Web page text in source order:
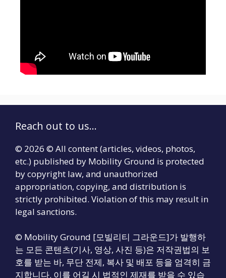
Reach out to us...
© 2026 © All content (articles, videos, photos,
etc.) published by Mobility Ground is protected
by copyright law, and unauthorized
appropriation, copying, and distribution is
strictly prohibited. Violation of this may result in
legal sanctions.
© Mobility Ground [모빌리티 그라운드]가 발행하
는 모든 콘텐츠(기사, 영상, 사진 등)은 저작권법의 보
호를 받는 바, 무단 전제, 복사 및 배포 등을 엄격히 금
지합니다. 이를 어길 시 법적인 제재를 받을 수 있습